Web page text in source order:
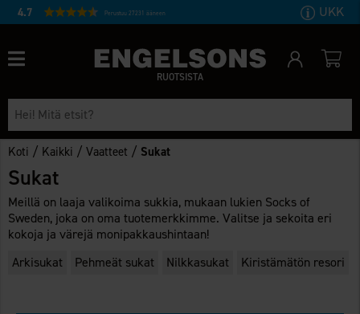
4.7 Perustuu 27231 ääneen UKK
RUOTSISTA
Koti / Kaikki /Vaatteet / Sukat
Sukat
Meillä on laaja valikoima sukkia, mukaan lukien Socks of
Sweden, joka on oma tuotemerkkimme. Valitse ja sekoita eri
kokoja ja värejä monipakkaushintaan!
Arkisukat
Pehmeät sukat Nilkkasukat Kiristämätön resori